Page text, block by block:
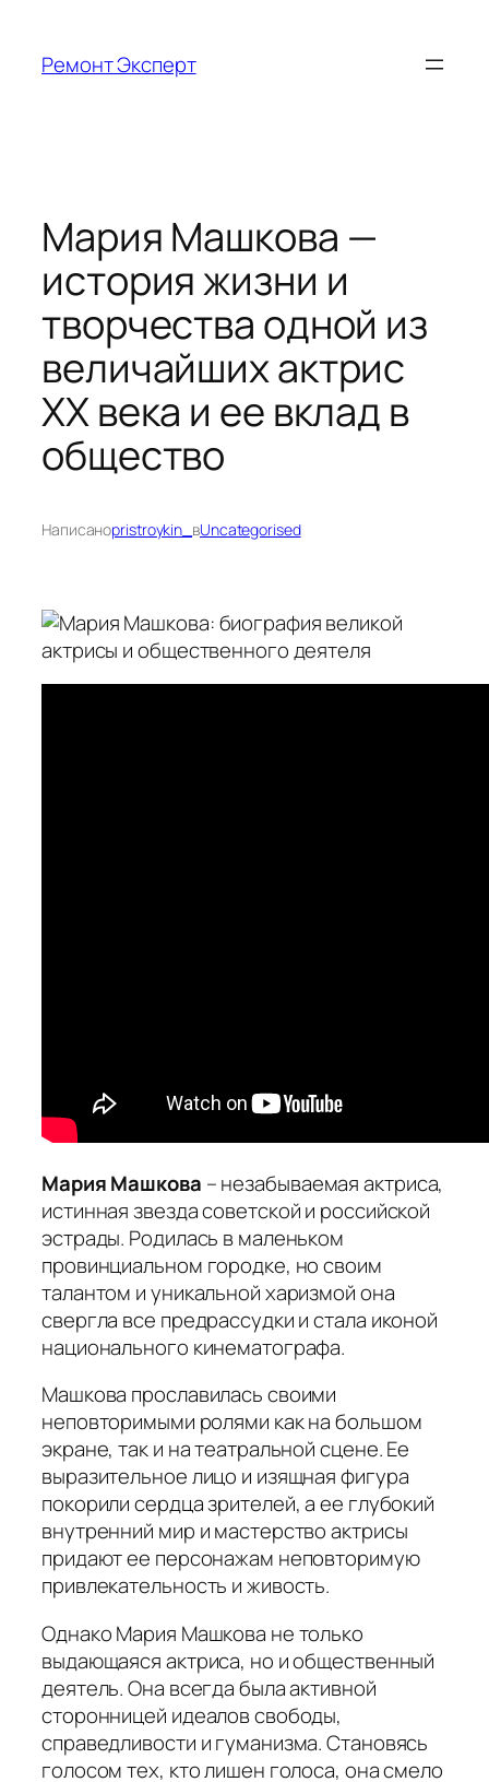
содержимому
Ремонт Эксперт
Мария Машкова —
история жизни и
творчества одной из
величайших актрис
XX века и ее вклад в
общество
Написаноpristroykin_ вUncategorised
Мария Машкова – незабываемая актриса,
истинная звезда советской и российской
эстрады. Родилась в маленьком
провинциальном городке, но своим
талантом и уникальной харизмой она
свергла все предрассудки и стала иконой
национального кинематографа.
Машкова прославилась своими
неповторимыми ролями как на большом
экране, так и на театральной сцене. Ее
выразительное лицо и изящная фигура
покорили сердца зрителей, а ее глубокий
внутренний мир и мастерство актрисы
придают ее персонажам неповторимую
привлекательность и живость.
Однако Мария Машкова не только
выдающаяся актриса, но и общественный
деятель. Она всегда была активной
сторонницей идеалов свободы,
справедливости и гуманизма. Становясь
голосом тех, кто лишен голоса, она смело